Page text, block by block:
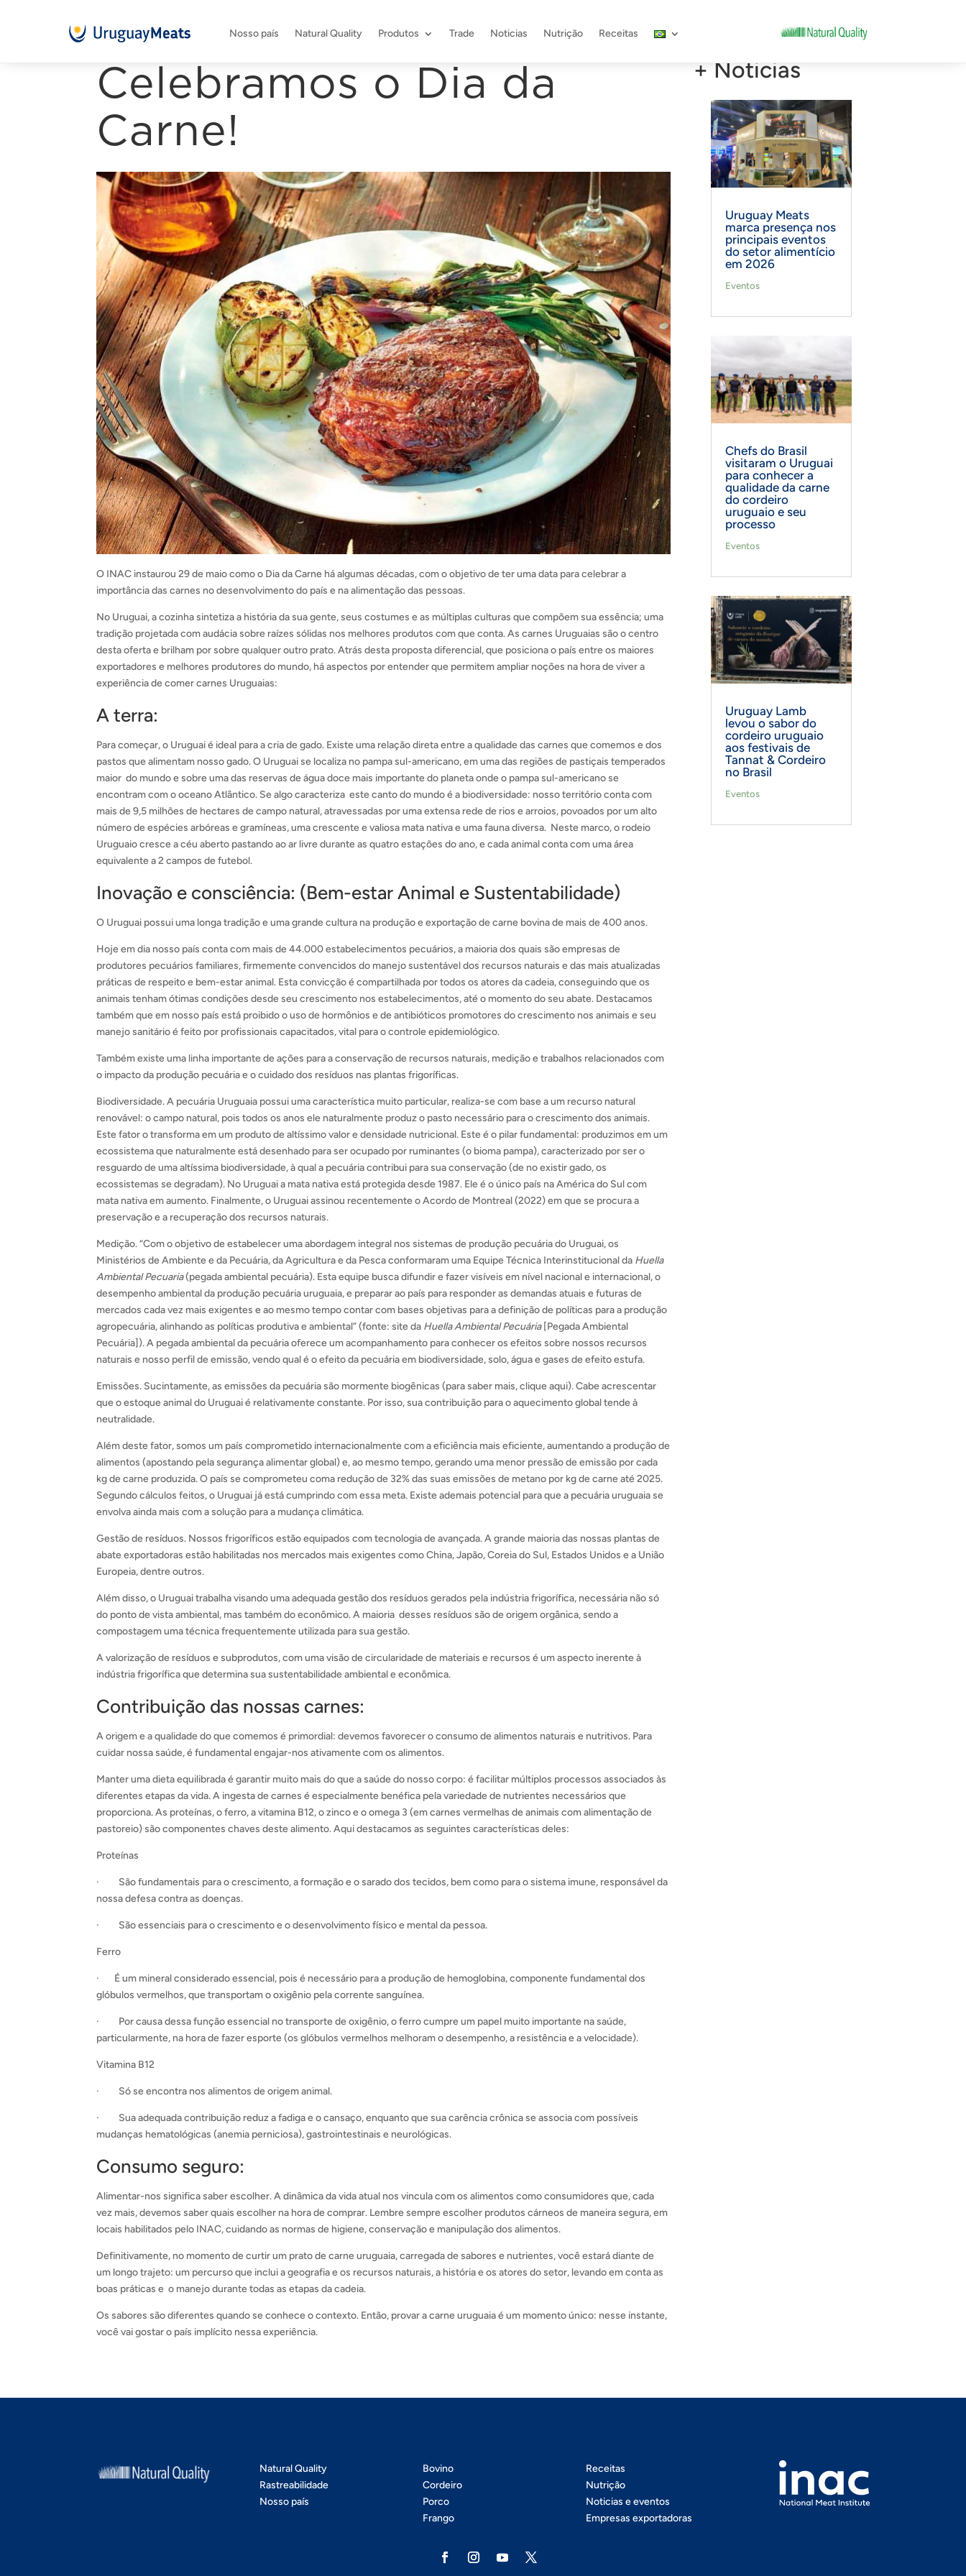
Nosso país Natural Quality Produtos Trade Noticias Nutrição Receitas
Celebramos o Dia da
Carne!
O INAC instaurou 29 de maio como o Dia da Carne há algumas décadas, com o objetivo de ter uma data para celebrar a
importância das carnes no desenvolvimento do país e na alimentação das pessoas.
No Uruguai, a cozinha sintetiza a história da sua gente, seus costumes e as múltiplas culturas que compõem sua essência; uma
tradição projetada com audácia sobre raízes sólidas nos melhores produtos com que conta. As carnes Uruguaias são o centro
desta oferta e brilham por sobre qualquer outro prato. Atrás desta proposta diferencial, que posiciona o país entre os maiores
exportadores e melhores produtores do mundo, há aspectos por entender que permitem ampliar noções na hora de viver a
experiência de comer carnes Uruguaias:
A terra:
Para começar, o Uruguai é ideal para a cria de gado. Existe uma relação direta entre a qualidade das carnes que comemos e dos
pastos que alimentam nosso gado. O Uruguai se localiza no pampa sul-americano, em uma das regiões de pastiçais temperados
maior do mundo e sobre uma das reservas de água doce mais importante do planeta onde o pampa sul-americano se
encontram com o oceano Atlântico. Se algo caracteriza este canto do mundo é a biodiversidade: nosso território conta com
mais de 9,5 milhões de hectares de campo natural, atravessadas por uma extensa rede de rios e arroios, povoados por um alto
número de espécies arbóreas e gramíneas, uma crescente e valiosa mata nativa e uma fauna diversa. Neste marco, o rodeio
Uruguaio cresce a céu aberto pastando ao ar livre durante as quatro estações do ano, e cada animal conta com uma área
equivalente a 2 campos de futebol.
Inovação e consciência: (Bem-estar Animal e Sustentabilidade)
O Uruguai possui uma longa tradição e uma grande cultura na produção e exportação de carne bovina de mais de 400 anos.
Hoje em dia nosso país conta com mais de 44.000 estabelecimentos pecuários, a maioria dos quais são empresas de
produtores pecuários familiares, firmemente convencidos do manejo sustentável dos recursos naturais e das mais atualizadas
práticas de respeito e bem-estar animal. Esta convicção é compartilhada por todos os atores da cadeia, conseguindo que os
animais tenham ótimas condições desde seu crescimento nos estabelecimentos, até o momento do seu abate. Destacamos
também que em nosso país está proibido o uso de hormônios e de antibióticos promotores do crescimento nos animais e seu
manejo sanitário é feito por profissionais capacitados, vital para o controle epidemiológico.
Também existe uma linha importante de ações para a conservação de recursos naturais, medição e trabalhos relacionados com
o impacto da produção pecuária e o cuidado dos resíduos nas plantas frigoríficas.
Biodiversidade. A pecuária Uruguaia possui uma característica muito particular, realiza-se com base a um recurso natural
renovável: o campo natural, pois todos os anos ele naturalmente produz o pasto necessário para o crescimento dos animais.
Este fator o transforma em um produto de altíssimo valor e densidade nutricional. Este é o pilar fundamental: produzimos em um
ecossistema que naturalmente está desenhado para ser ocupado por ruminantes (o bioma pampa), caracterizado por ser o
resguardo de uma altíssima biodiversidade, à qual a pecuária contribui para sua conservação (de no existir gado, os
ecossistemas se degradam). No Uruguai a mata nativa está protegida desde 1987. Ele é o único país na América do Sul com
mata nativa em aumento. Finalmente, o Uruguai assinou recentemente o Acordo de Montreal (2022) em que se procura a
preservação e a recuperação dos recursos naturais.
Medição. “Com o objetivo de estabelecer uma abordagem integral nos sistemas de produção pecuária do Uruguai, os
Ministérios de Ambiente e da Pecuária, da Agricultura e da Pesca conformaram uma Equipe Técnica Interinstitucional da Huella
Ambiental Pecuaria(pegada ambiental pecuária). Esta equipe busca difundir e fazer visíveis em nível nacional e internacional, o
desempenho ambiental da produção pecuária uruguaia, e preparar ao país para responder as demandas atuais e futuras de
mercados cada vez mais exigentes e ao mesmo tempo contar com bases objetivas para a definição de políticas para a produção
agropecuária, alinhando as políticas produtiva e ambiental” (fonte: site da Huella Ambiental Pecuária[Pegada Ambiental
Pecuária]). A pegada ambiental da pecuária oferece um acompanhamento para conhecer os efeitos sobre nossos recursos
naturais e nosso perfil de emissão, vendo qual é o efeito da pecuária em biodiversidade, solo, água e gases de efeito estufa.
Emissões. Sucintamente, as emissões da pecuária são mormente biogênicas (para saber mais, clique aqui). Cabe acrescentar
que o estoque animal do Uruguai é relativamente constante. Por isso, sua contribuição para o aquecimento global tende à
neutralidade.
Além deste fator, somos um país comprometido internacionalmente com a eficiência mais eficiente, aumentando a produção de
alimentos (apostando pela segurança alimentar global) e, ao mesmo tempo, gerando uma menor pressão de emissão por cada
kg de carne produzida. O país se comprometeu coma redução de 32% das suas emissões de metano por kg de carne até 2025.
Segundo cálculos feitos, o Uruguai já está cumprindo com essa meta. Existe ademais potencial para que a pecuária uruguaia se
envolva ainda mais com a solução para a mudança climática.
Gestão de resíduos. Nossos frigoríficos estão equipados com tecnologia de avançada. A grande maioria das nossas plantas de
abate exportadoras estão habilitadas nos mercados mais exigentes como China, Japão, Coreia do Sul, Estados Unidos e a União
Europeia, dentre outros.
Além disso, o Uruguai trabalha visando uma adequada gestão dos resíduos gerados pela indústria frigorífica, necessária não só
do ponto de vista ambiental, mas também do econômico. A maioria desses resíduos são de origem orgânica, sendo a
compostagem uma técnica frequentemente utilizada para sua gestão.
A valorização de resíduos e subprodutos, com uma visão de circularidade de materiais e recursos é um aspecto inerente à
indústria frigorífica que determina sua sustentabilidade ambiental e econômica.
Contribuição das nossas carnes:
A origem e a qualidade do que comemos é primordial: devemos favorecer o consumo de alimentos naturais e nutritivos. Para
cuidar nossa saúde, é fundamental engajar-nos ativamente com os alimentos.
Manter uma dieta equilibrada é garantir muito mais do que a saúde do nosso corpo: é facilitar múltiplos processos associados às
diferentes etapas da vida. A ingesta de carnes é especialmente benéfica pela variedade de nutrientes necessários que
proporciona. As proteínas, o ferro, a vitamina B12, o zinco e o omega 3 (em carnes vermelhas de animais com alimentação de
pastoreio) são componentes chaves deste alimento. Aqui destacamos as seguintes características deles:
Proteínas
· São fundamentais para o crescimento, a formação e o sarado dos tecidos, bem como para o sistema imune, responsável da
nossa defesa contra as doenças.
· São essenciais para o crescimento e o desenvolvimento físico e mental da pessoa.
Ferro
· É um mineral considerado essencial, pois é necessário para a produção de hemoglobina, componente fundamental dos
glóbulos vermelhos, que transportam o oxigênio pela corrente sanguínea.
· Por causa dessa função essencial no transporte de oxigênio, o ferro cumpre um papel muito importante na saúde,
particularmente, na hora de fazer esporte (os glóbulos vermelhos melhoram o desempenho, a resistência e a velocidade).
Vitamina B12
· Só se encontra nos alimentos de origem animal.
· Sua adequada contribuição reduz a fadiga e o cansaço, enquanto que sua carência crônica se associa com possíveis
mudanças hematológicas (anemia perniciosa), gastrointestinais e neurológicas.
Consumo seguro:
Alimentar-nos significa saber escolher. A dinâmica da vida atual nos vincula com os alimentos como consumidores que, cada
vez mais, devemos saber quais escolher na hora de comprar. Lembre sempre escolher produtos cárneos de maneira segura, em
locais habilitados pelo INAC, cuidando as normas de higiene, conservação e manipulação dos alimentos.
Definitivamente, no momento de curtir um prato de carne uruguaia, carregada de sabores e nutrientes, você estará diante de
um longo trajeto: um percurso que inclui a geografia e os recursos naturais, a história e os atores do setor, levando em conta as
boas práticas e o manejo durante todas as etapas da cadeia.
Os sabores são diferentes quando se conhece o contexto. Então, provar a carne uruguaia é um momento único: nesse instante,
você vai gostar o país implícito nessa experiência.
+ Noticias
Uruguay Meats
marca presença nos
principais eventos
do setor alimentício
em 2026
Eventos
Chefs do Brasil
visitaram o Uruguai
para conhecer a
qualidade da carne
do cordeiro
uruguaio e seu
processo
Eventos
Uruguay Lamb
levou o sabor do
cordeiro uruguaio
aos festivais de
Tannat & Cordeiro
no Brasil
Eventos
Natural Quality
Rastreabilidade
Nosso país
Bovino
Cordeiro
Porco
Frango
Receitas
Nutrição
Noticias e eventos
Empresas exportadoras